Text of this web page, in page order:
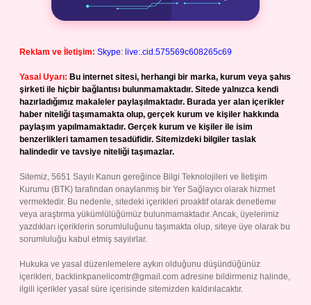
Reklam ve İletişim: Skype: live:.cid.575569c608265c69
Yasal Uyarı: Bu internet sitesi, herhangi bir marka, kurum veya şahıs
şirketi ile hiçbir bağlantısı bulunmamaktadır. Sitede yalnızca kendi
hazırladığımız makaleler paylaşılmaktadır. Burada yer alan içerikler
haber niteliği taşımamakta olup, gerçek kurum ve kişiler hakkında
paylaşım yapılmamaktadır. Gerçek kurum ve kişiler ile isim
benzerlikleri tamamen tesadüfidir. Sitemizdeki bilgiler taslak
halindedir ve tavsiye niteliği taşımazlar.
Sitemiz, 5651 Sayılı Kanun gereğince Bilgi Teknolojileri ve İletişim
Kurumu (BTK) tarafından onaylanmış bir Yer Sağlayıcı olarak hizmet
vermektedir. Bu nedenle, sitedeki içerikleri proaktif olarak denetleme
veya araştırma yükümlülüğümüz bulunmamaktadır. Ancak, üyelerimiz
yazdıkları içeriklerin sorumluluğunu taşımakta olup, siteye üye olarak bu
sorumluluğu kabul etmiş sayılırlar.
Hukuka ve yasal düzenlemelere aykırı olduğunu düşündüğünüz
içerikleri, backlinkpanelicomtr@gmail.com adresine bildirmeniz halinde,
ilgili içerikler yasal süre içerisinde sitemizden kaldırılacaktır.